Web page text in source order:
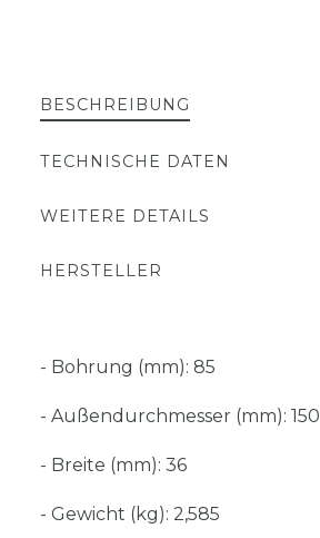
BESCHREIBUNG
TECHNISCHE DATEN
WEITERE DETAILS
HERSTELLER
- Bohrung (mm): 85
- Außendurchmesser (mm): 150
- Breite (mm): 36
- Gewicht (kg): 2,585